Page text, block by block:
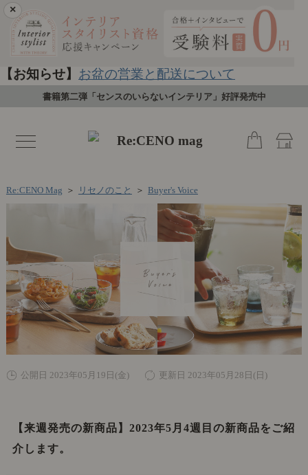
×
【お知らせ】 お盆の営業と配送について
書籍第二弾「センスのいらないインテリア」好評発売中
toggle
navigation
Re:CENO Mag ＞ リセノのこと ＞ Buyer's Voice
公開日 2023年05月19日(金) 更新日 2023年05月28日(日)
【来週発売の新商品】2023年5月4週目の新商品をご紹
介します。